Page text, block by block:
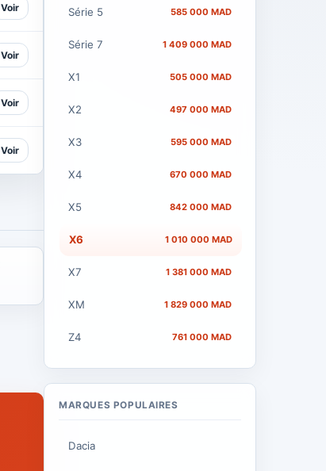
Voir
Voir
Voir
Voir
Série 5 585 000 MAD
Série 7 1 409 000 MAD
X1 505 000 MAD
X2 497 000 MAD
X3 595 000 MAD
X4 670 000 MAD
X5 842 000 MAD
X6 1 010 000 MAD
X7 1 381 000 MAD
XM 1 829 000 MAD
Z4 761 000 MAD
MARQUES POPULAIRES
Dacia